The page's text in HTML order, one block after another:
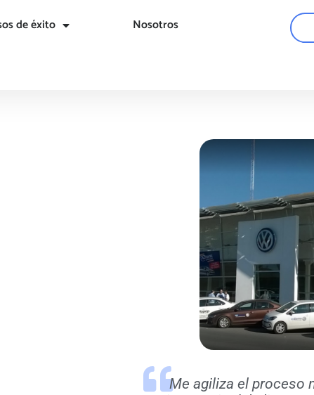
de éxito Nosotros
Me agiliza el proceso